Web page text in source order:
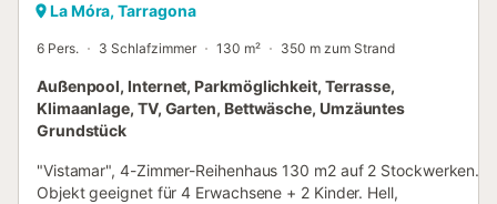
La Móra, Tarragona
6 Pers. 3 Schlafzimmer 130 m² 350 m zum Strand
Außenpool, Internet, Parkmöglichkeit, Terrasse,
Klimaanlage, TV, Garten, Bettwäsche, Umzäuntes
Grundstück
"Vistamar", 4-Zimmer-Reihenhaus 130 m2 auf 2 Stockwerken.
Objekt geeignet für 4 Erwachsene + 2 Kinder. Hell,